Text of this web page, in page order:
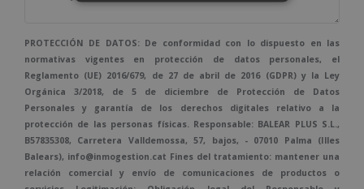
PROTECCIÓN DE DATOS: De conformidad con lo dispuesto en las
normativas vigentes en protección de datos personales, el
Reglamento (UE) 2016/679, de 27 de abril de 2016 (GDPR) y la Ley
Orgánica 3/2018, de 5 de diciembre de Protección de Datos
Personales y garantía de los derechos digitales relativo a la
protección de las personas físicas. Responsable: BALEAR PLUS S.L.,
B57835308, Carretera Valldemossa, 57, bajos, - 07010 Palma (Illes
Balears), info@inmogestion.cat Fines del tratamiento: mantener una
relación comercial y envío de comunicaciones de productos o